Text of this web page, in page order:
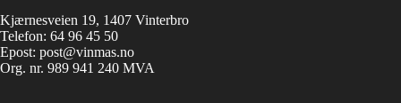
Kjærnesveien 19, 1407 Vinterbro
Telefon: 64 96 45 50
Epost: post@vinmas.no
Org. nr. 989 941 240 MVA